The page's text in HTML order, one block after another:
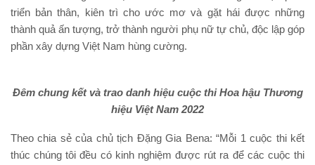
triển bản thân, kiên trì cho ước mơ và gặt hái được những
thành quả ấn tượng, trở thành người phụ nữ tự chủ, độc lập góp
phần xây dựng Việt Nam hùng cường.
Đêm chung kết và trao danh hiệu cuộc thi Hoa hậu Thương
hiệu Việt Nam 2022
Theo chia sẻ của chủ tịch Đặng Gia Bena: “Mỗi 1 cuộc thi kết
thúc chúng tôi đều có kinh nghiệm được rút ra để các cuộc thi